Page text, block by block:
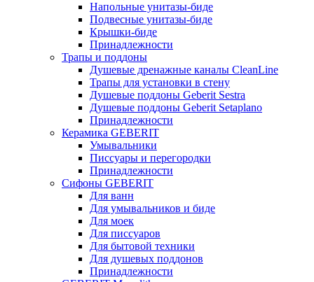
Напольные унитазы-биде
Подвесные унитазы-биде
Крышки-биде
Принадлежности
Трапы и поддоны
Душевые дренажные каналы CleanLine
Трапы для установки в стену
Душевые поддоны Geberit Sestra
Душевые поддоны Geberit Setaplano
Принадлежности
Керамика GEBERIT
Умывальники
Писсуары и перегородки
Принадлежности
Сифоны GEBERIT
Для ванн
Для умывальников и биде
Для моек
Для писсуаров
Для бытовой техники
Для душевых поддонов
Принадлежности